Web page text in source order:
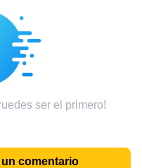
ser el primero!
comentario